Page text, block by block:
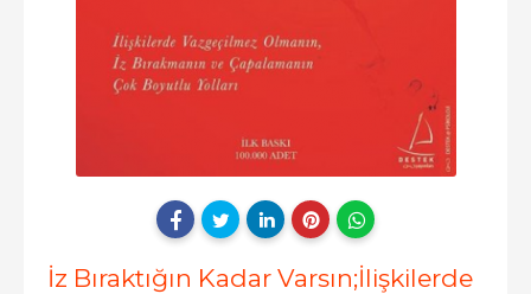
İz Bıraktığın Kadar Varsın;İlişkilerde